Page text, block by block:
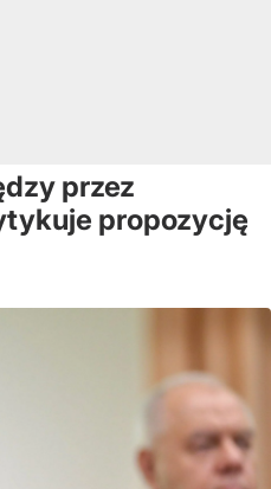
przez
propozycję